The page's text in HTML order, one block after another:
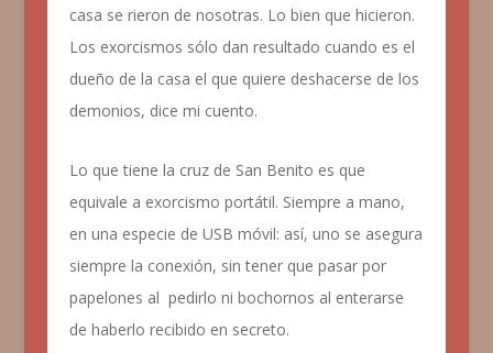
casa se rieron de nosotras. Lo bien que hicieron.
Los exorcismos sólo dan resultado cuando es el
dueño de la casa el que quiere deshacerse de los
demonios, dice mi cuento.
Lo que tiene la cruz de San Benito es que
equivale a exorcismo portátil. Siempre a mano,
en una especie de USB móvil: así, uno se asegura
siempre la conexión, sin tener que pasar por
papelones al pedirlo ni bochornos al enterarse
de haberlo recibido en secreto.